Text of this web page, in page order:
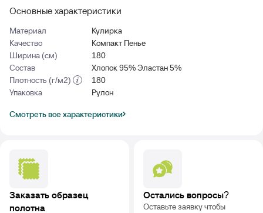
Основные характеристики
Материал
Кулирка
Качество
Компакт Пенье
Ширина (см)
180
Состав
Хлопок 95% Эластан 5%
Плотность (г/м2)
180
Упаковка
Рулон
Смотреть все характеристики
Заказать образец
полотна
Остались вопросы?
Оставьте заявку чтобы